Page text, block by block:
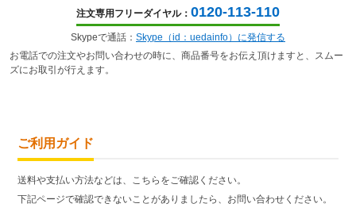
注文専用フリーダイヤル： 0120-113-110
Skypeで通話： Skype（id：uedainfo）に発信する
お電話での注文やお問い合わせの時に、商品番号をお伝え頂けますと、スムー
ズにお取引が行えます。
ご利用ガイド
送料や支払い方法などは、こちらをご確認ください。
下記ページで確認できないことがありましたら、お問い合わせください。